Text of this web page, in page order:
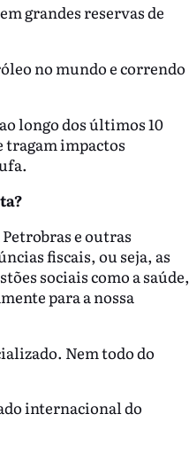
grandes reservas de
no mundo e correndo
longo dos últimos 10
tragam impactos
e outras
fiscais, ou seja, as
sociais como a saúde,
para a nossa
Nem todo do
internacional do